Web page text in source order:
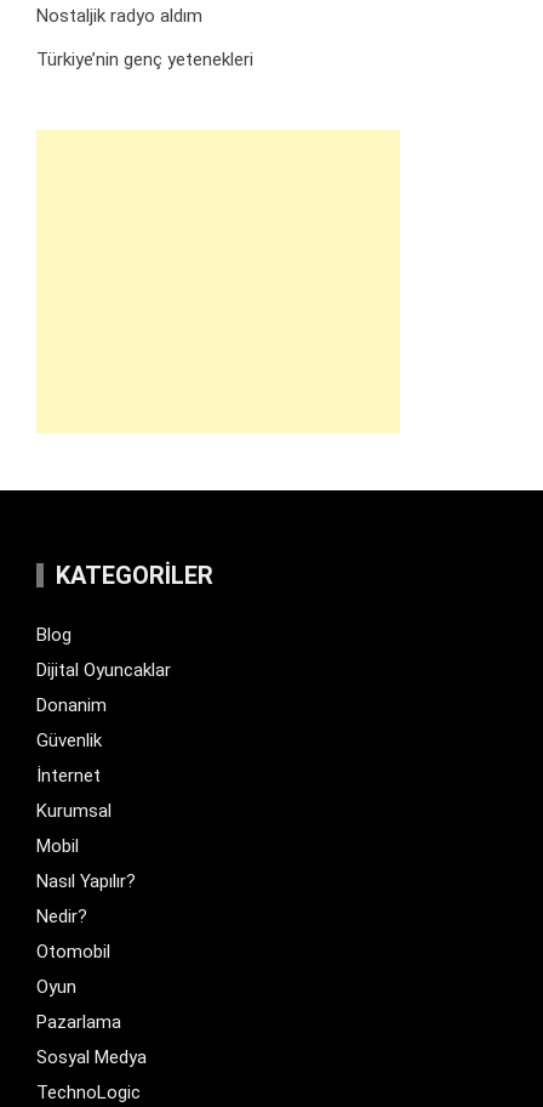
Nostaljik radyo aldım
Türkiye’nin genç yetenekleri
KATEGORILER
Blog
Dijital Oyuncaklar
Donanim
Güvenlik
İnternet
Kurumsal
Mobil
Nasıl Yapılır?
Nedir?
Otomobil
Oyun
Pazarlama
Sosyal Medya
TechnoLogic